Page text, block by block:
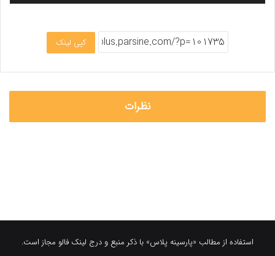
کپی لینک
نظرات
استفاده از مطالب «پارسینه پلاس» با ذکر منبع و درج لینک فالو مجاز است.